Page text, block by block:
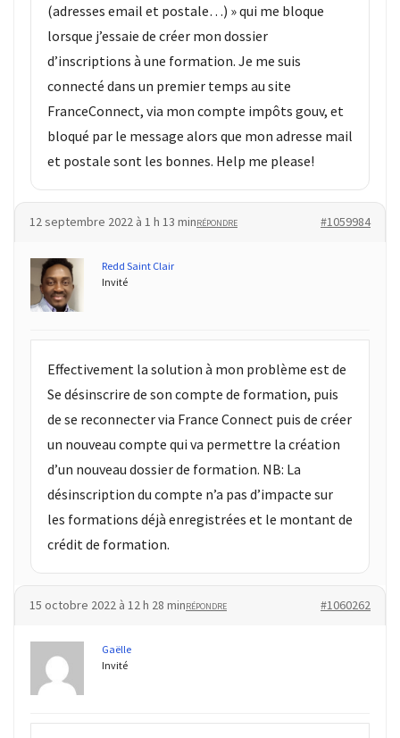
(adresses email et postale…) » qui me bloque
lorsque j’essaie de créer mon dossier
d’inscriptions à une formation. Je me suis
connecté dans un premier temps au site
FranceConnect, via mon compte impôts gouv, et
bloqué par le message alors que mon adresse mail
et postale sont les bonnes. Help me please!
12 septembre 2022 à 1 h 13 min #1059984
RÉPONDRE
Redd Saint Clair
Invité
Effectivement la solution à mon problème est de
Se désinscrire de son compte de formation, puis
de se reconnecter via France Connect puis de créer
un nouveau compte qui va permettre la création
d’un nouveau dossier de formation. NB: La
désinscription du compte n’a pas d’impacte sur
les formations déjà enregistrées et le montant de
crédit de formation.
15 octobre 2022 à 12 h 28 min #1060262
RÉPONDRE
Gaëlle
Invité